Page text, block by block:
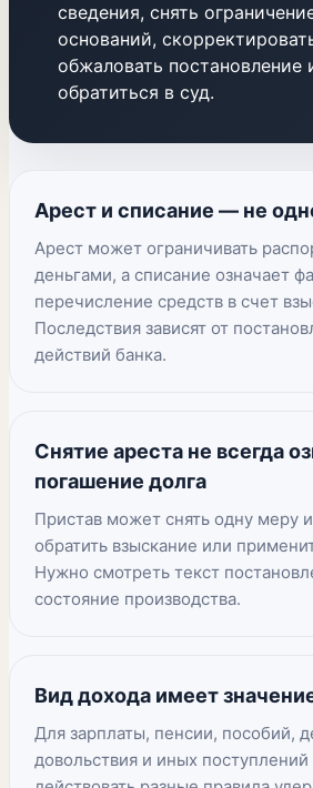
сведения, снять
оснований,
обжаловать постановление
обратиться в суд.
Арест и списание — не
Арест может ограничивать
деньгами, а списание означает
перечисление средств в счет
Последствия зависят от
действий банка.
Снятие ареста не всегда
погашение долга
Пристав может снять одну меру
обратить взыскание или
Нужно смотреть текст
состояние производства.
Вид дохода имеет
Для зарплаты, пенсии, пособий,
довольствия и иных поступлений